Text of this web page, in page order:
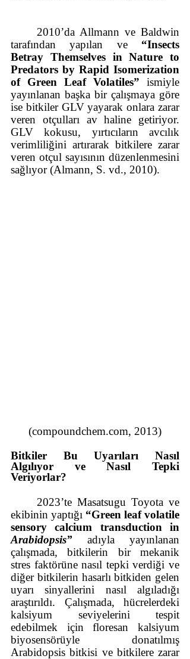
2010’da Allmann ve Baldwin
tarafından yapılan ve “Insects
Betray Themselves in Nature to
Predators by Rapid Isomerization
of Green Leaf Volatiles” ismiyle
yayınlanan başka bir çalışmaya göre
ise bitkiler GLV yayarak onlara zarar
veren otçulları av haline getiriyor.
GLV kokusu, yırtıcıların avcılık
verimliliğini artırarak bitkilere zarar
veren otçul sayısının düzenlenmesini
sağlıyor (Almann, S. vd., 2010).
(compoundchem.com, 2013)
Bitkiler Bu Uyarıları Nasıl
Algılıyor ve Nasıl Tepki
Veriyorlar?
2023’te Masatsugu Toyota ve
ekibinin yaptığı “Green leaf volatile
Arabidopsis” adıyla yayınlanan
çalışmada, bitkilerin bir mekanik
stres faktörüne nasıl tepki verdiği ve
diğer bitkilerin hasarlı bitkiden gelen
uyarı sinyallerini nasıl algıladığı
araştırıldı. Çalışmada, hücrelerdeki
kalsiyum seviyelerini tespit
edebilmek için floresan kalsiyum
biyosensörüyle donatılmış
Arabidopsis bitkisi ve bitkilere zarar